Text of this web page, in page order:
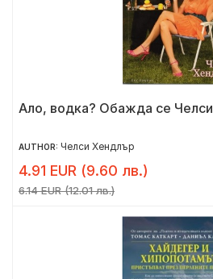
Ало, водка? Обажда се Челси
AUTHOR: Челси Хендлър
4.91 EUR (9.60 лв.)
6.14 EUR (12.01 лв.)